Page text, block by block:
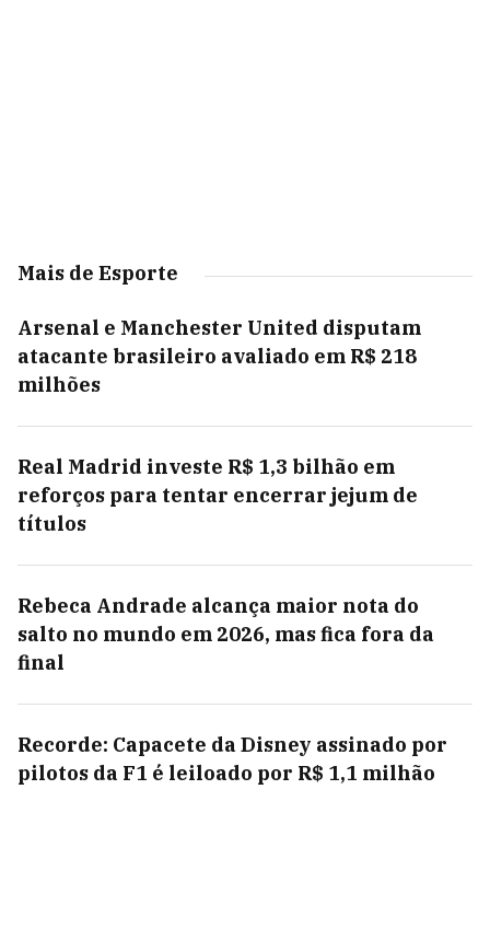
Mais de Esporte
Arsenal e Manchester United disputam
atacante brasileiro avaliado em R$ 218
milhões
Real Madrid investe R$ 1,3 bilhão em
reforços para tentar encerrar jejum de
títulos
Rebeca Andrade alcança maior nota do
salto no mundo em 2026, mas fica fora da
final
Recorde: Capacete da Disney assinado por
pilotos da F1 é leiloado por R$ 1,1 milhão